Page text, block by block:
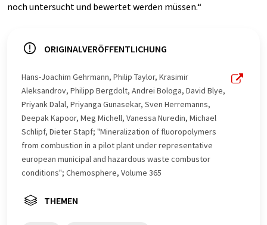
noch untersucht und bewertet werden müssen.“
ORIGINALVERÖFFENTLICHUNG
Hans-Joachim Gehrmann, Philip Taylor, Krasimir
Aleksandrov, Philipp Bergdolt, Andrei Bologa, David Blye,
Priyank Dalal, Priyanga Gunasekar, Sven Herremanns,
Deepak Kapoor, Meg Michell, Vanessa Nuredin, Michael
Schlipf, Dieter Stapf; "Mineralization of fluoropolymers
from combustion in a pilot plant under representative
european municipal and hazardous waste combustor
conditions"; Chemosphere, Volume 365
THEMEN